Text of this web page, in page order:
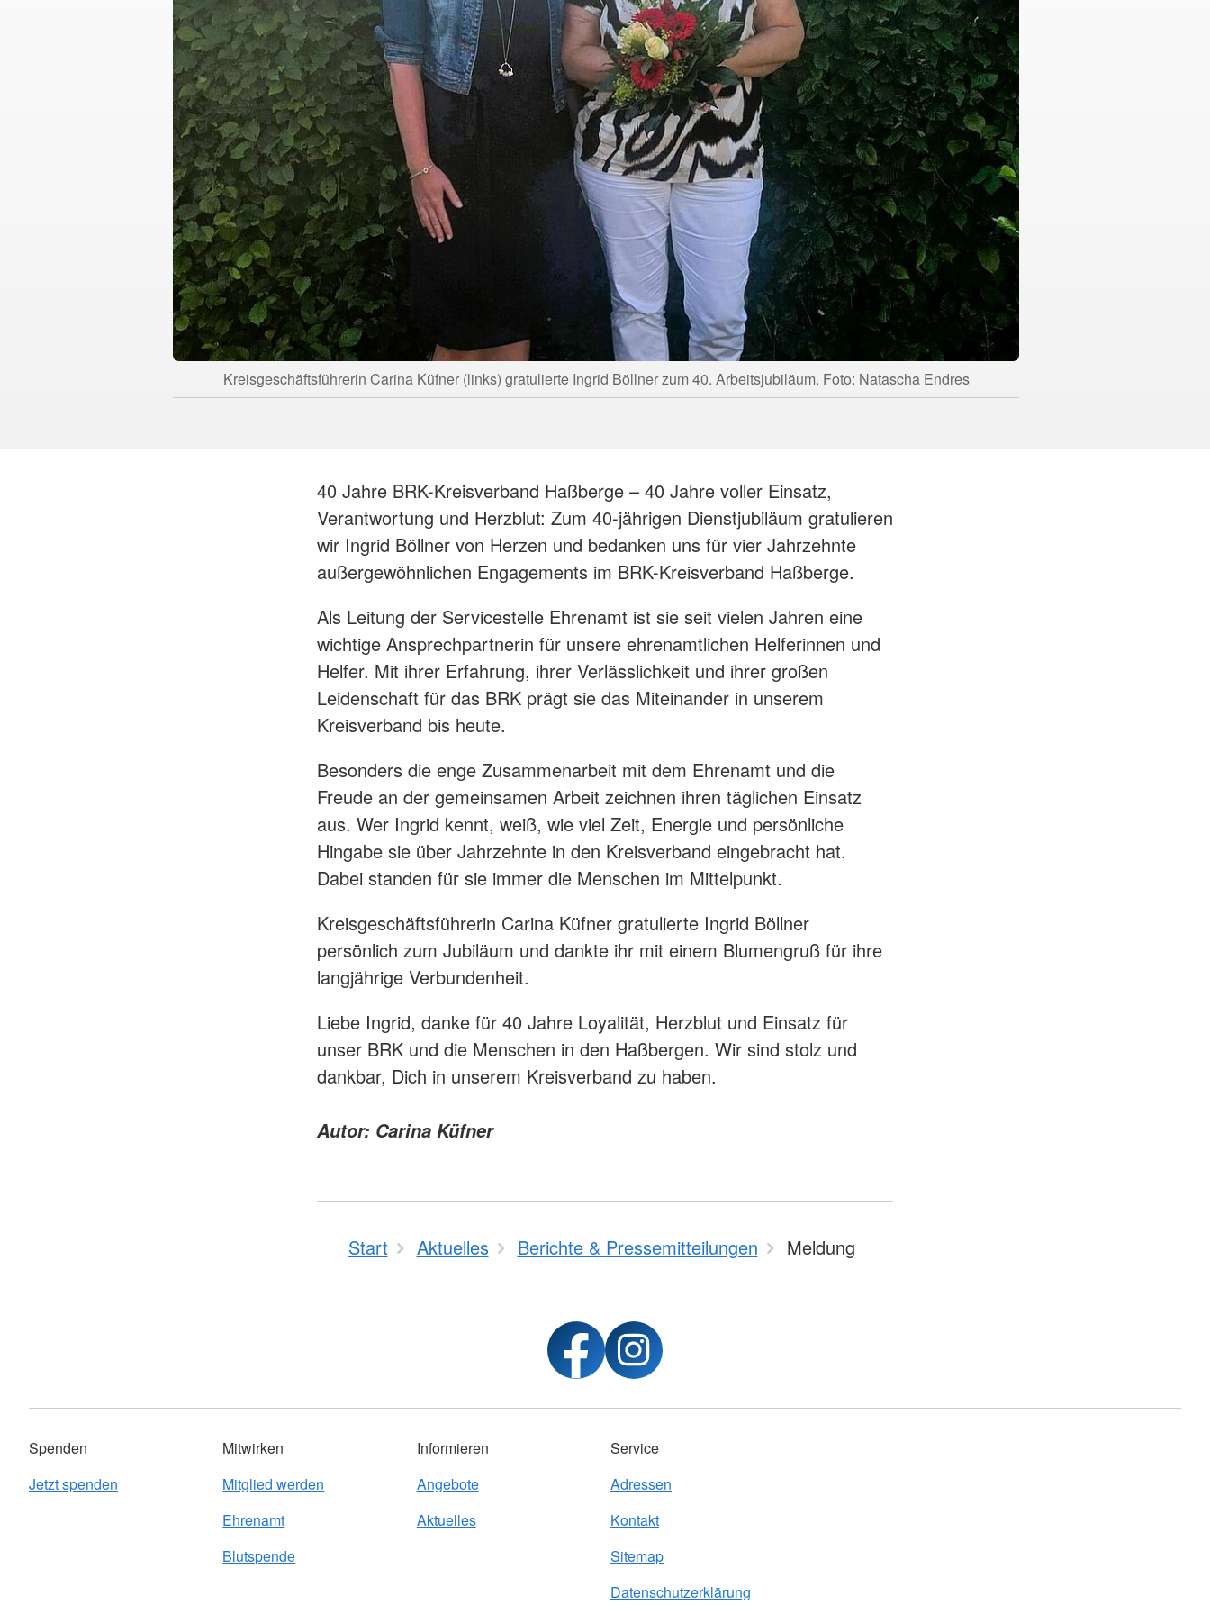
Kreisgeschäftsführerin Carina Küfner (links) gratulierte Ingrid Böllner zum 40. Arbeitsjubiläum. Foto: Natascha Endres
40 Jahre BRK-Kreisverband Haßberge – 40 Jahre voller Einsatz,
Verantwortung und Herzblut: Zum 40-jährigen Dienstjubiläum gratulieren
wir Ingrid Böllner von Herzen und bedanken uns für vier Jahrzehnte
außergewöhnlichen Engagements im BRK-Kreisverband Haßberge.
Als Leitung der Servicestelle Ehrenamt ist sie seit vielen Jahren eine
wichtige Ansprechpartnerin für unsere ehrenamtlichen Helferinnen und
Helfer. Mit ihrer Erfahrung, ihrer Verlässlichkeit und ihrer großen
Leidenschaft für das BRK prägt sie das Miteinander in unserem
Kreisverband bis heute.
Besonders die enge Zusammenarbeit mit dem Ehrenamt und die
Freude an der gemeinsamen Arbeit zeichnen ihren täglichen Einsatz
aus. Wer Ingrid kennt, weiß, wie viel Zeit, Energie und persönliche
Hingabe sie über Jahrzehnte in den Kreisverband eingebracht hat.
Dabei standen für sie immer die Menschen im Mittelpunkt.
Kreisgeschäftsführerin Carina Küfner gratulierte Ingrid Böllner
persönlich zum Jubiläum und dankte ihr mit einem Blumengruß für ihre
langjährige Verbundenheit.
Liebe Ingrid, danke für 40 Jahre Loyalität, Herzblut und Einsatz für
unser BRK und die Menschen in den Haßbergen. Wir sind stolz und
dankbar, Dich in unserem Kreisverband zu haben.
Autor: Carina Küfner
Start Aktuelles Berichte & Pressemitteilungen Meldung
Spenden
Jetzt spenden
Mitwirken
Mitglied werden
Ehrenamt
Blutspende
Informieren
Angebote
Aktuelles
Service
Adressen
Kontakt
Sitemap
Datenschutzerklärung